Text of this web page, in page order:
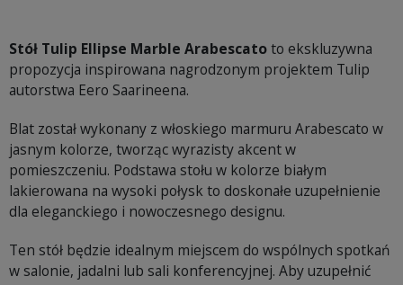
Stół Tulip Ellipse Marble Arabescatoto ekskluzywna
propozycja inspirowana nagrodzonym projektem Tulip
autorstwa Eero Saarineena.
Blat został wykonany z włoskiego marmuru Arabescato w
jasnym kolorze, tworząc wyrazisty akcent w
pomieszczeniu. Podstawa stołu w kolorze białym
lakierowana na wysoki połysk to doskonałe uzupełnienie
dla eleganckiego i nowoczesnego designu.
Ten stół będzie idealnym miejscem do wspólnych spotkań
w salonie, jadalni lub sali konferencyjnej. Aby uzupełnić